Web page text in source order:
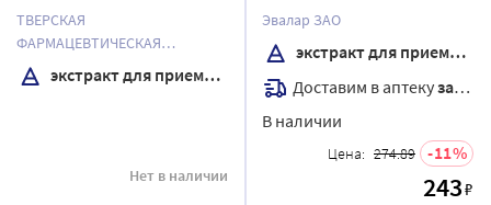
местного применения 50
мл
ТВЕРСКАЯ
ФАРМАЦЕВТИЧЕСКАЯ
ФАБРИКА ОАО
экстракт для приема внутрь и местного применения
Нет в наличии
местного применения
жидкий 50 мл
Эвалар ЗАО
экстракт для приема внутрь
Доставим в аптекузавтра
В наличии
Цена: 274.89 11
243₽